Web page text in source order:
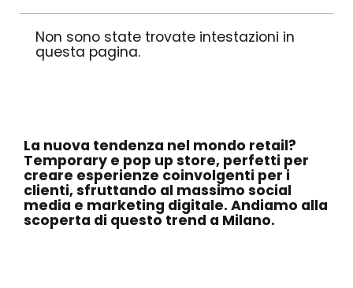
Non sono state trovate intestazioni in
questa pagina.
La nuova tendenza nel mondo retail?
Temporary e pop up store, perfetti per
creare esperienze coinvolgenti per i
clienti, sfruttando al massimo social
media e marketing digitale. Andiamo alla
scoperta di questo trend a Milano.